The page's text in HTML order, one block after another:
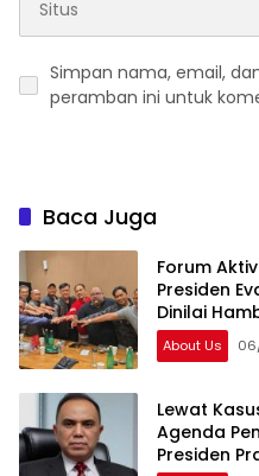
Simpan nama, email,
peramban ini untuk
Baca Juga
Forum
Presiden
Dinilai
About Us
Lewat
Agenda
Presiden